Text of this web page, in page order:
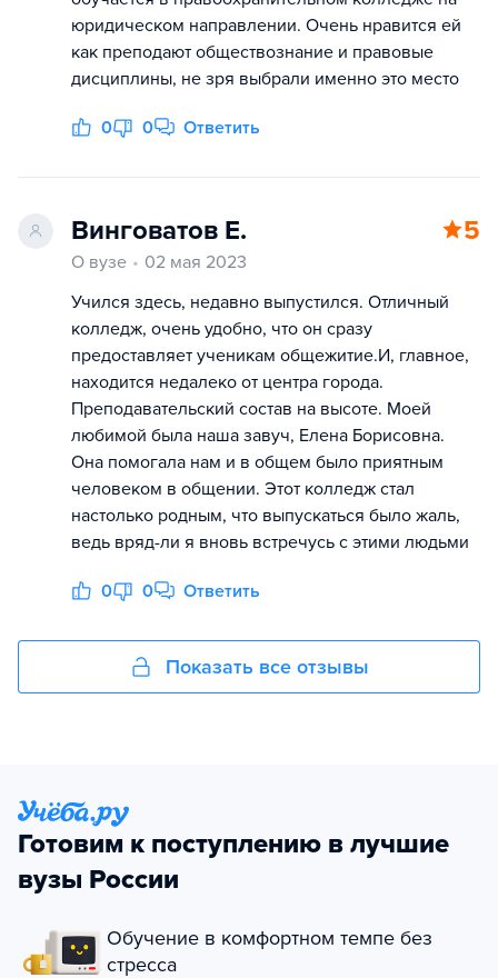
юридическом направлении. Очень нравится ей
как преподают обществознание и правовые
дисциплины, не зря выбрали именно это место
0 0 Ответить
Винговатов Е. 5
О вузе
02 мая 2023
Учился здесь, недавно выпустился. Отличный
колледж, очень удобно, что он сразу
предоставляет ученикам общежитие.И, главное,
находится недалеко от центра города.
Преподавательский состав на высоте. Моей
любимой была наша завуч, Елена Борисовна.
Она помогала нам и в общем было приятным
человеком в общении. Этот колледж стал
настолько родным, что выпускаться было жаль,
ведь вряд-ли я вновь встречусь с этими людьми
0 0 Ответить
Показать все отзывы
Готовим к поступлению в лучшие
вузы России
Обучение в комфортном темпе без
стресса